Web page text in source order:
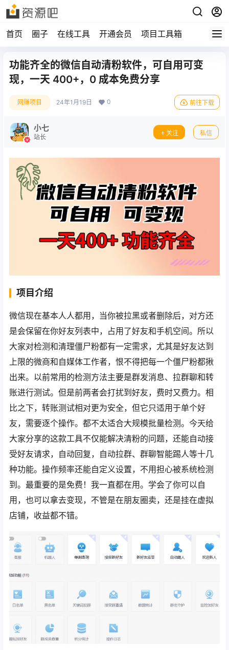
首页 圈子 在线工具 开通会员 项目工具箱
功能齐全的微信自动清粉软件，可自用可变
现，一天 400+，0 成本免费分享
网赚项目 24年1月19日 0 前往下载
小七
站长
关注 私信
项目介绍
微信现在基本人人都用，当你被拉黑或者删除后，对方还
是会保留在你好友列表中，占用了好友和手机空间。所以
大家对检测和清理僵尸粉都有一定需求，尤其是好友达到
上限的微商和自媒体工作者，恨不得把每一个僵尸粉都揪
出来。以前常用的检测方法主要是群发消息、拉群聊和转
账进行测试。但是前两者会打扰到好友，费时又费力。相
比之下，转账测试相对更为安全，但它只适用于单个好
友，需要逐个操作。都不太适合大规模批量检测。今天给
大家分享的这款工具不仅能解决清粉的问题，还能自动接
受好友请求，自动回复，自动拉群、群聊智能踢人等十几
种功能。操作频率还能自定义设置，不用担心被系统检测
到。最重要的是免费！我一直都在用。学会了你可以自
用，也可以拿去变现，不管是在朋友圈卖，还是挂在虚拟
店铺，收益都不错。